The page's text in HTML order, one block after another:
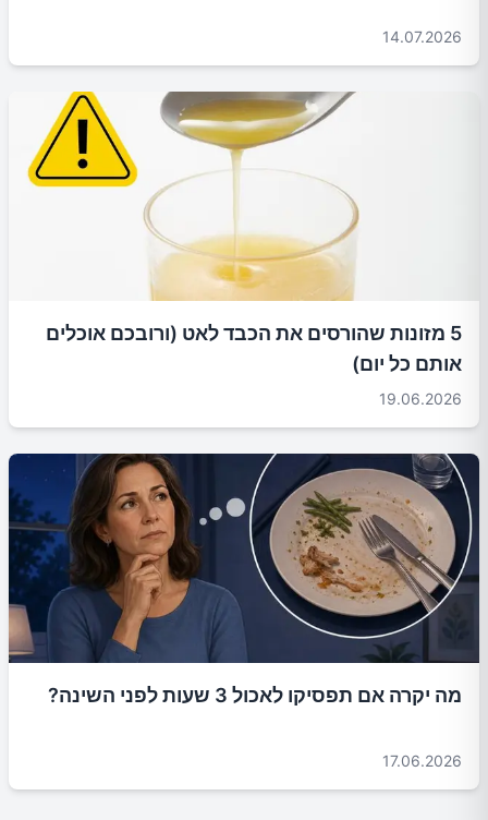
14.07.2026
5 מזונות שהורסים את הכבד לאט (ורובכם אוכלים
אותם כל יום)
19.06.2026
מה יקרה אם תפסיקו לאכול 3 שעות לפני השינה?
17.06.2026